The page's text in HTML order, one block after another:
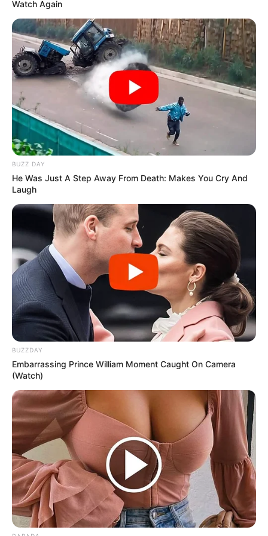
Watch Again
BUZZ DAY
He Was Just A Step Away From Death: Makes You Cry And
Laugh
BUZZDAY
Embarrassing Prince William Moment Caught On Camera
(Watch)